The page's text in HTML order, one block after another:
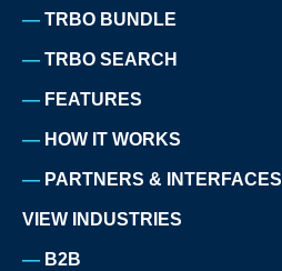
TRBO BUNDLE
TRBO SEARCH
FEATURES
HOW IT WORKS
PARTNERS & INTERFACES
VIEW INDUSTRIES
B2B